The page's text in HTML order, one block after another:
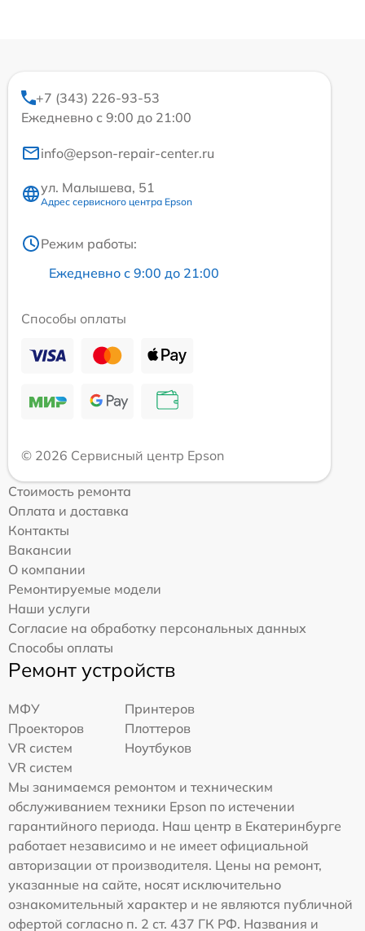
+7 (343) 226-93-53
Ежедневно с 9:00 до 21:00
info@epson-repair-center.ru
ул. Малышева, 51
Адрес сервисного центра Epson
Режим работы:
Ежедневно с 9:00 до 21:00
Способы оплаты
© 2026 Сервисный центр Epson
Стоимость ремонта
Оплата и доставка
Контакты
Вакансии
О компании
Ремонтируемые модели
Наши услуги
Согласие на обработку персональных данных
Способы оплаты
Ремонт устройств
МФУ
Принтеров
Проекторов
Плоттеров
VR систем
Ноутбуков
VR систем
Мы занимаемся ремонтом и техническим
обслуживанием техники Epson по истечении
гарантийного периода. Наш центр в Екатеринбурге
работает независимо и не имеет официальной
авторизации от производителя. Цены на ремонт,
указанные на сайте, носят исключительно
ознакомительный характер и не являются публичной
офертой согласно п. 2 ст. 437 ГК РФ. Названия и